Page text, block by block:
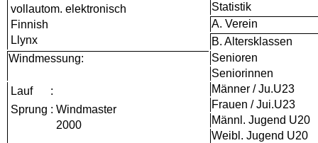
vollautom. elektronisch
Finnish
Llynx
Statistik
A. Verein
B. Altersklassen
Windmessung:
Senioren
Seniorinnen
Lauf
:
Sprung : Windmaster
2000
Männer / Ju.U23
Frauen / Jui.U23
Männl. Jugend U20
Weibl. Jugend U20